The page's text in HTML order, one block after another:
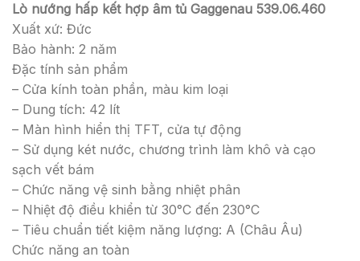
Lò nướng hấp kết hợp âm tủ Gaggenau 539.06.460
Xuất xứ: Đức
Bảo hành: 2 năm
Đặc tính sản phẩm
– Cửa kính toàn phần, màu kim loại
– Dung tích: 42 lít
– Màn hình hiển thị TFT, cửa tự động
– Sử dụng két nước, chương trình làm khô và cạo
sạch vết bám
– Chức năng vệ sinh bằng nhiệt phân
– Nhiệt độ điều khiển từ 30°C đến 230°C
– Tiêu chuẩn tiết kiệm năng lượng: A (Châu Âu)
Chức năng an toàn